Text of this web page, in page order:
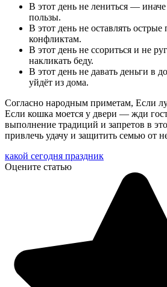
В этот день не лениться — иначе
пользы.
В этот день не оставлять
конфликтам.
В этот день не ссориться и не
накликать беду.
В этот день не давать деньги в
уйдёт из дома.
Согласно народным приметам, Если
Если кошка моется у двери — жди
выполнение традиций и запретов в
привлечь удачу и защитить семью от
какой сегодня праздник
Оцените статью